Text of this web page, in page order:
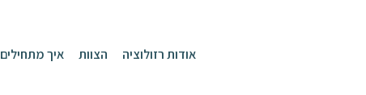
אודות רזולוציה הצוות איך מתחילים